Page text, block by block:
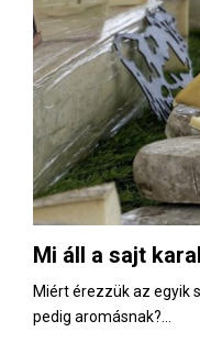
Mi áll a sajt
Miért érezzük az egyik
pedig aromásnak?...